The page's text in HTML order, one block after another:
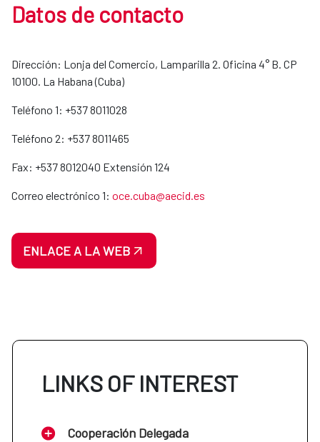
Datos de contacto
Dirección: Lonja del Comercio, Lamparilla 2. Oficina 4° B. CP
10100. La Habana (Cuba)
Teléfono 1: +537 8011028
Teléfono 2: +537 8011465
Fax: +537 8012040 Extensión 124
Correo electrónico 1: oce.cuba@aecid.es
ENLACE A LA WEB
LINKS OF INTEREST
Cooperación Delegada